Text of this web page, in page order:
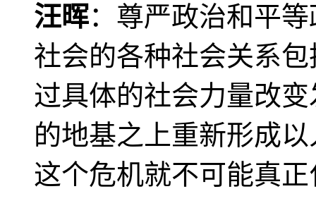
汪晖：尊严政治和平
社会的各种社会关系
过具体的社会力量改
的地基之上重新形成
这个危机就不可能真